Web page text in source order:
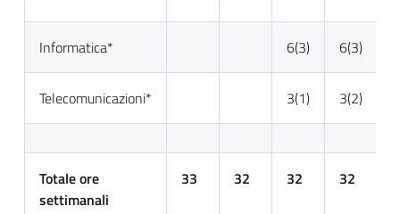
Informatica* 6(3) 6(3)
Telecomunicazioni* 3(1) 3(2)
Totale ore
settimanali
33 32 32 32